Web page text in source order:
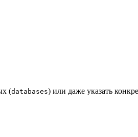
(databases) или даже указать